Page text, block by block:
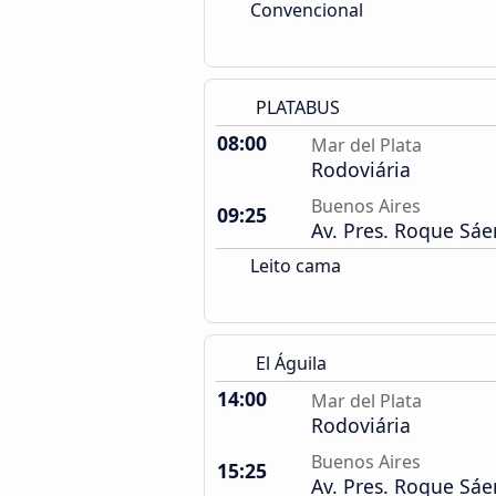
Convencional
PLATABUS
08:00 Mar del Plata
Rodoviária
09:25
Buenos Aires
Av. Pres. Roque
Leito cama
El Águila
14:00 Mar del Plata
Rodoviária
15:25
Buenos Aires
Av. Pres. Roque